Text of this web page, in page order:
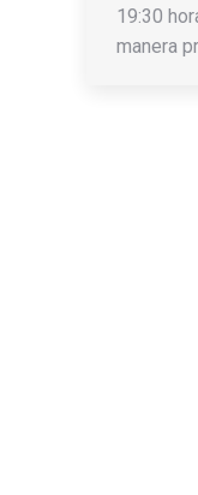
19:30
manera